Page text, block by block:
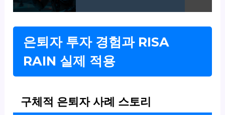
은퇴자 투자 경험과 RISA
RAIN 실제 적용
구체적 은퇴자 사례 스토리